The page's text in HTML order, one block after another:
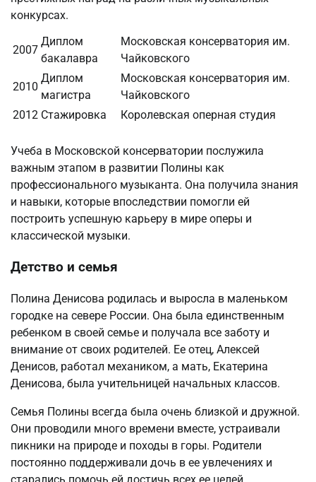
конкурсах.
2007
Диплом
бакалавра
Московская консерватория им.
Чайковского
2010
Диплом
магистра
Московская консерватория им.
Чайковского
2012 Стажировка Королевская оперная студия
Учеба в Московской консерватории послужила
важным этапом в развитии Полины как
профессионального музыканта. Она получила знания
и навыки, которые впоследствии помогли ей
построить успешную карьеру в мире оперы и
классической музыки.
Детство и семья
Полина Денисова родилась и выросла в маленьком
городке на севере России. Она была единственным
ребенком в своей семье и получала все заботу и
внимание от своих родителей. Ее отец, Алексей
Денисов, работал механиком, а мать, Екатерина
Денисова, была учительницей начальных классов.
Семья Полины всегда была очень близкой и дружной.
Они проводили много времени вместе, устраивали
пикники на природе и походы в горы. Родители
постоянно поддерживали дочь в ее увлечениях и